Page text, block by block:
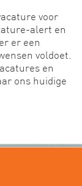
voor
alert en
er een
voldoet.
en
ons huidige